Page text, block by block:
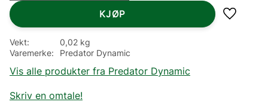
KJØP
Lagre
Vekt
0,02 kg
Varemerke
Predator Dynamic
Vis alle produkter fra Predator Dynamic
Skriv en omtale!